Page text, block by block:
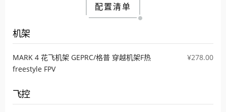
配置清单
机架
MARK 4 花飞机架 GEPRC/格普 穿越机架F热
freestyle FPV
¥278.00
飞控